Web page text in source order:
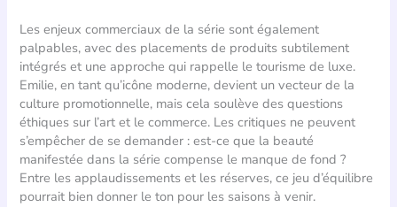
Les enjeux commerciaux de la série sont également
palpables, avec des placements de produits subtilement
intégrés et une approche qui rappelle le tourisme de luxe.
Emilie, en tant qu’icône moderne, devient un vecteur de la
culture promotionnelle, mais cela soulève des questions
éthiques sur l’art et le commerce. Les critiques ne peuvent
s’empêcher de se demander : est-ce que la beauté
manifestée dans la série compense le manque de fond ?
Entre les applaudissements et les réserves, ce jeu d’équilibre
pourrait bien donner le ton pour les saisons à venir.